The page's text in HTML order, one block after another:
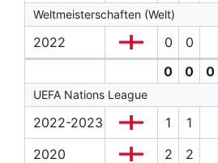
Weltmeisterschaften (Welt)
2022 0 0
0
0 0
UEFA Nations League
2022-2023 1 1
2020
2 2